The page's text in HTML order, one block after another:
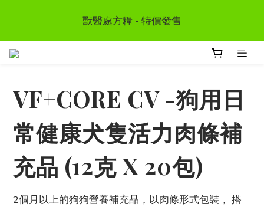
首次惠顧送$50 購物金  * (第二張訂單可享用, 不可與其
他優惠同時使用）
獸醫處方糧 - 特價發售
首次惠顧送$50 購物金  * (第二張訂單可享用, 不可與其
他優惠同時使用）
VF+CORE CV -狗用日
常健康犬隻活力肉條補
充品 (12克 X 20包)
2個月以上的狗狗營養補充品，以肉條形式包裝， 搭